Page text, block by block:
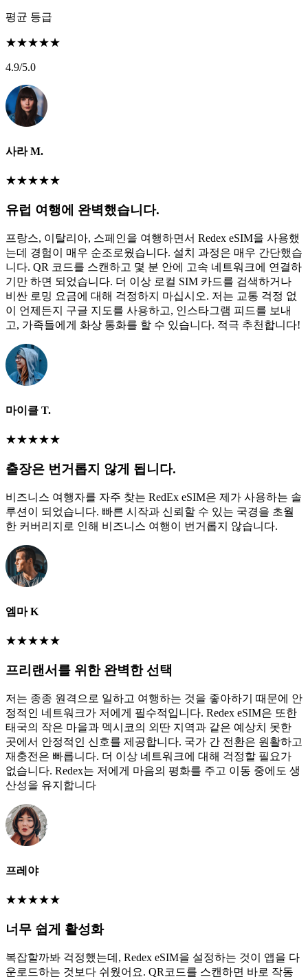
평균 등급
★★★★★
4.9/5.0
사라 M.
★★★★★
유럽 여행에 완벽했습니다.
프랑스, 이탈리아, 스페인을 여행하면서 Redex eSIM을 사용했
는데 경험이 매우 순조로웠습니다. 설치 과정은 매우 간단했습
니다. QR 코드를 스캔하고 몇 분 안에 고속 네트워크에 연결하
기만 하면 되었습니다. 더 이상 로컬 SIM 카드를 검색하거나
비싼 로밍 요금에 대해 걱정하지 마십시오. 저는 교통 걱정 없
이 언제든지 구글 지도를 사용하고, 인스타그램 피드를 보내
고, 가족들에게 화상 통화를 할 수 있습니다. 적극 추천합니다!
마이클 T.
★★★★★
출장은 번거롭지 않게 됩니다.
비즈니스 여행자를 자주 찾는 RedEx eSIM은 제가 사용하는 솔
루션이 되었습니다. 빠른 시작과 신뢰할 수 있는 국경을 초월
한 커버리지로 인해 비즈니스 여행이 번거롭지 않습니다.
엠마 K
★★★★★
프리랜서를 위한 완벽한 선택
저는 종종 원격으로 일하고 여행하는 것을 좋아하기 때문에 안
정적인 네트워크가 저에게 필수적입니다. Redex eSIM은 또한
태국의 작은 마을과 멕시코의 외딴 지역과 같은 예상치 못한
곳에서 안정적인 신호를 제공합니다. 국가 간 전환은 원활하고
재충전은 빠릅니다. 더 이상 네트워크에 대해 걱정할 필요가
없습니다. Redex는 저에게 마음의 평화를 주고 이동 중에도 생
산성을 유지합니다
프레야
★★★★★
너무 쉽게 활성화
복잡할까봐 걱정했는데, Redex eSIM을 설정하는 것이 앱을 다
운로드하는 것보다 쉬웠어요. QR코드를 스캔하면 바로 작동